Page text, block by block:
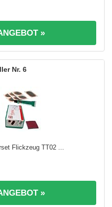
»
6
Flickzeug TT02 ...
»